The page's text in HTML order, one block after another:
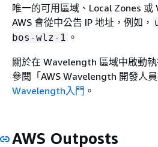
唯一的可用區域、Local Zones 或
AWS 會從中公告 IP 地址，例如，
bos-wlz-1 。
關於在 Wavelength 區域中啟動
參閱「AWS Wavelength 開發人員
Wavelength入門 。
AWS Outposts